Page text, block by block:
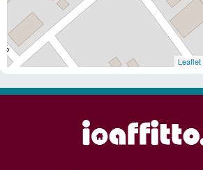
Leaflet